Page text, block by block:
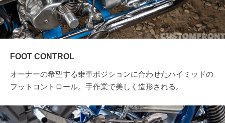
FOOT CONTROL
オーナーの希望する乗車ポジションに合わせたハイミッドの
フットコントロール。手作業で美しく造形される。